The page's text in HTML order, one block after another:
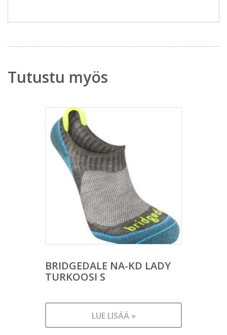
Tutustu myös
BRIDGEDALE NA-KD LADY
TURKOOSI S
LUE LISÄÄ »